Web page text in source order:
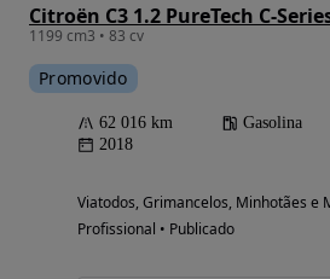
Citroën C3 1.2 PureTech C-
1199 cm3 • 83 cv
Promovido
62 016 km Gasolina
2018
Viatodos, Grimancelos, Minhotães e
Profissional • Publicado